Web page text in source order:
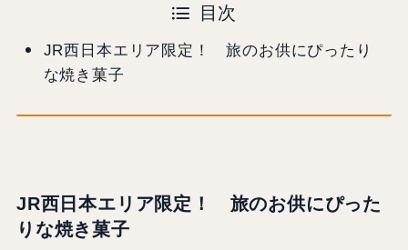
目次
JR西日本エリア限定！ 旅のお供にぴったり
な焼き菓子
JR西日本エリア限定！ 旅のお供にぴった
りな焼き菓子